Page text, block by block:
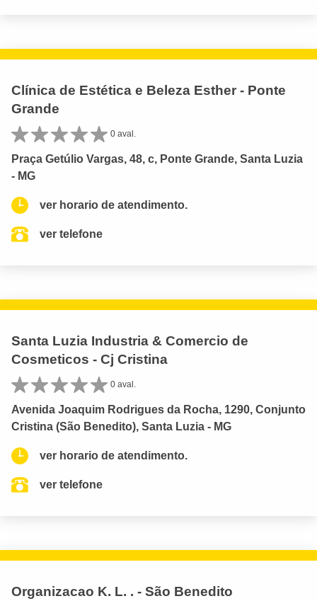
Clínica de Estética e Beleza Esther - Ponte
Grande
0 aval.
Praça Getúlio Vargas, 48, c, Ponte Grande, Santa Luzia
- MG
ver horario de atendimento.
ver telefone
Santa Luzia Industria & Comercio de
Cosmeticos - Cj Cristina
0 aval.
Avenida Joaquim Rodrigues da Rocha, 1290, Conjunto
Cristina (São Benedito), Santa Luzia - MG
ver horario de atendimento.
ver telefone
Organizacao K. L. . - São Benedito